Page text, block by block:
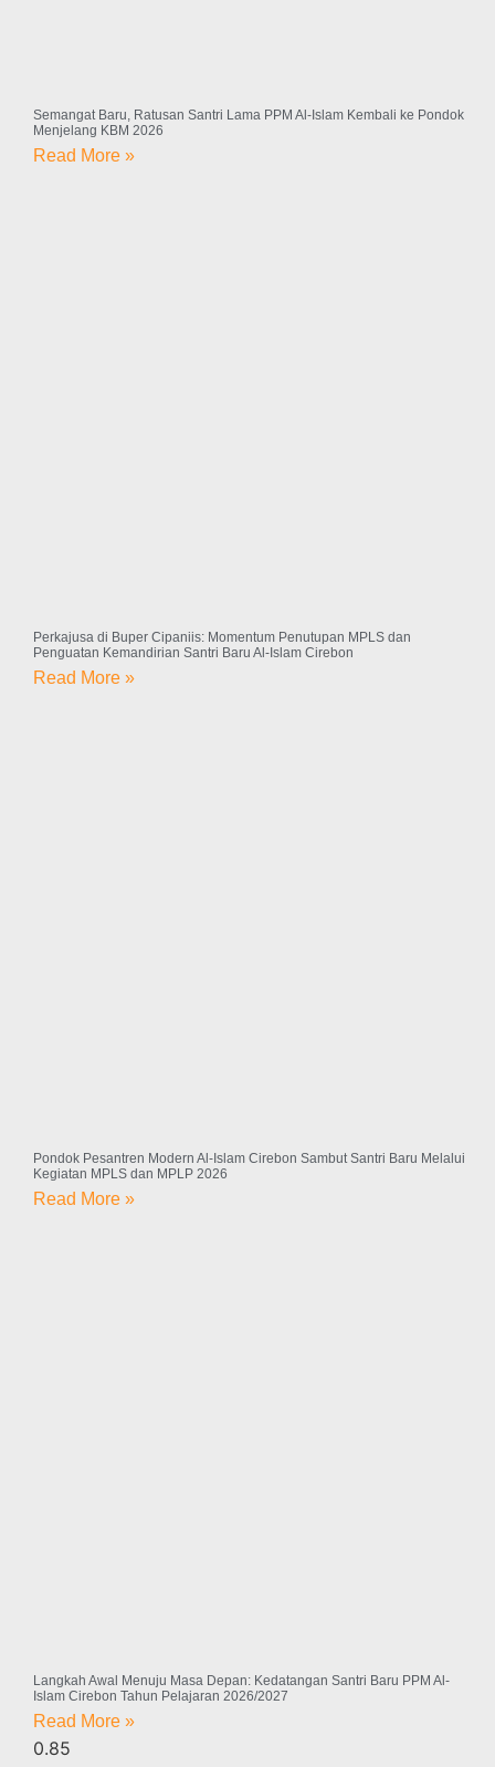
Semangat Baru, Ratusan Santri Lama PPM Al-Islam Kembali ke Pondok
Menjelang KBM 2026
Read More »
Perkajusa di Buper Cipaniis: Momentum Penutupan MPLS dan
Penguatan Kemandirian Santri Baru Al-Islam Cirebon
Read More »
Pondok Pesantren Modern Al-Islam Cirebon Sambut Santri Baru Melalui
Kegiatan MPLS dan MPLP 2026
Read More »
Langkah Awal Menuju Masa Depan: Kedatangan Santri Baru PPM Al-
Islam Cirebon Tahun Pelajaran 2026/2027
Read More »